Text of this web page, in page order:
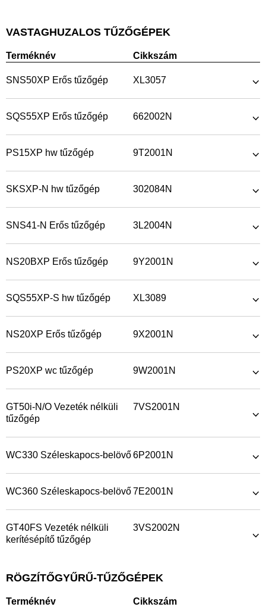
VASTAGHUZALOS TŰZŐGÉPEK
Terméknév Cikkszám
SNS50XP Erős tűzőgép XL3057
SQS55XP Erős tűzőgép 662002N
PS15XP hw tűzőgép 9T2001N
SKSXP-N hw tűzőgép 302084N
SNS41-N Erős tűzőgép 3L2004N
NS20BXP Erős tűzőgép 9Y2001N
SQS55XP-S hw tűzőgép XL3089
NS20XP Erős tűzőgép 9X2001N
PS20XP wc tűzőgép 9W2001N
GT50i-N/O Vezeték nélküli
tűzőgép
7VS2001N
WC330 Széleskapocs-belövő6P2001N
WC360 Széleskapocs-belövő7E2001N
GT40FS Vezeték nélküli
kerítésépítő tűzőgép
3VS2002N
RÖGZÍTŐGYŰRŰ-TŰZŐGÉPEK
Terméknév Cikkszám